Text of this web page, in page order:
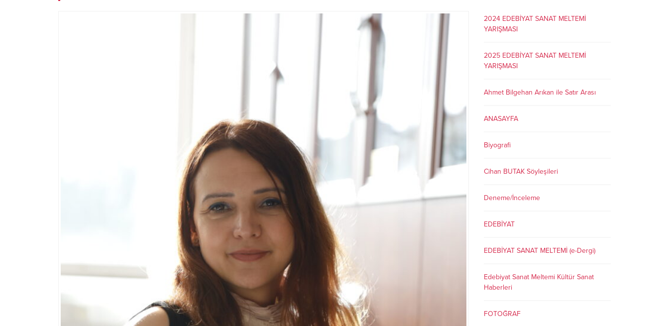
2024 EDEBİYAT SANAT MELTEMİ
YARIŞMASI
2025 EDEBİYAT SANAT MELTEMİ
YARIŞMASI
Ahmet Bilgehan Arıkan ile Satır Arası
ANASAYFA
Biyografi
Cihan BUTAK Söyleşileri
Deneme/İnceleme
EDEBİYAT
EDEBİYAT SANAT MELTEMİ (e-Dergi)
Edebiyat Sanat Meltemi Kültür Sanat
Haberleri
FOTOĞRAF